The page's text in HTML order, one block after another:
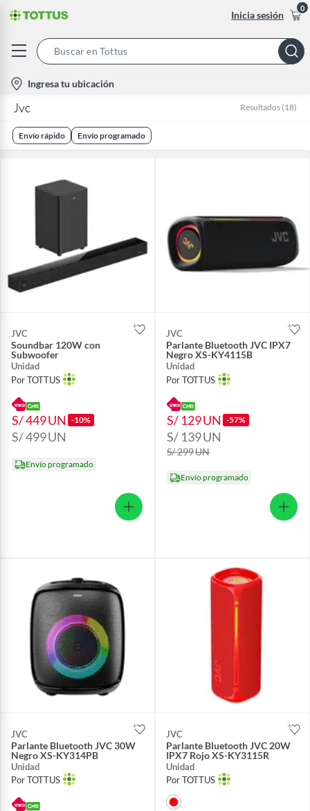
Inicia sesión
0
Bar
location-
icon
Ingresa tu ubicación
Jvc Resultados (18)
Envío rápido Envío programado
JVC
Soundbar 120W con
Subwoofer
Unidad
Por TOTTUS
S/ 449UN -10%
S/ 499UN
Envío programado
JVC
Parlante Bluetooth JVC IPX7
Negro XS-KY4115B
Unidad
Por TOTTUS
S/ 129UN -57%
S/ 139UN
S/ 299UN
Envío programado
JVC
Parlante Bluetooth JVC 30W
Negro XS-KY314PB
Unidad
Por TOTTUS
JVC
Parlante Bluetooth JVC 20W
IPX7 Rojo XS-KY3115R
Unidad
Por TOTTUS